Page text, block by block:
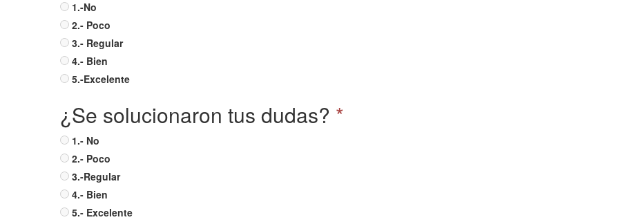
1.-No
2.- Poco
3.- Regular
4.- Bien
5.-Excelente
¿Se solucionaron tus dudas? *
1.- No
2.- Poco
3.-Regular
4.- Bien
5.- Excelente